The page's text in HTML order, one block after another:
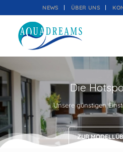
NEWS ÜBER UNS
Die
Unsere günstigen
ZUR